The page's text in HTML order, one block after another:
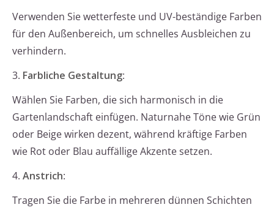
Verwenden Sie wetterfeste und UV-beständige Farben
für den Außenbereich, um schnelles Ausbleichen zu
verhindern.
3. Farbliche Gestaltung:
Wählen Sie Farben, die sich harmonisch in die
Gartenlandschaft einfügen. Naturnahe Töne wie Grün
oder Beige wirken dezent, während kräftige Farben
wie Rot oder Blau auffällige Akzente setzen.
4. Anstrich:
Tragen Sie die Farbe in mehreren dünnen Schichten